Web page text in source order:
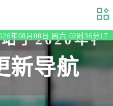
年08月08日 周六 02时36分18
年初立至今
新导航